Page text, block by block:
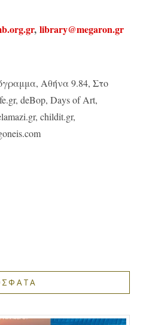
,library@megaron.gr
Αθήνα 9.84, Στο
deBop, Days of Art,
childit.gr,